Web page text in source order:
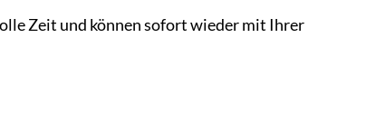
Zeit und können sofort wieder mit Ihrer